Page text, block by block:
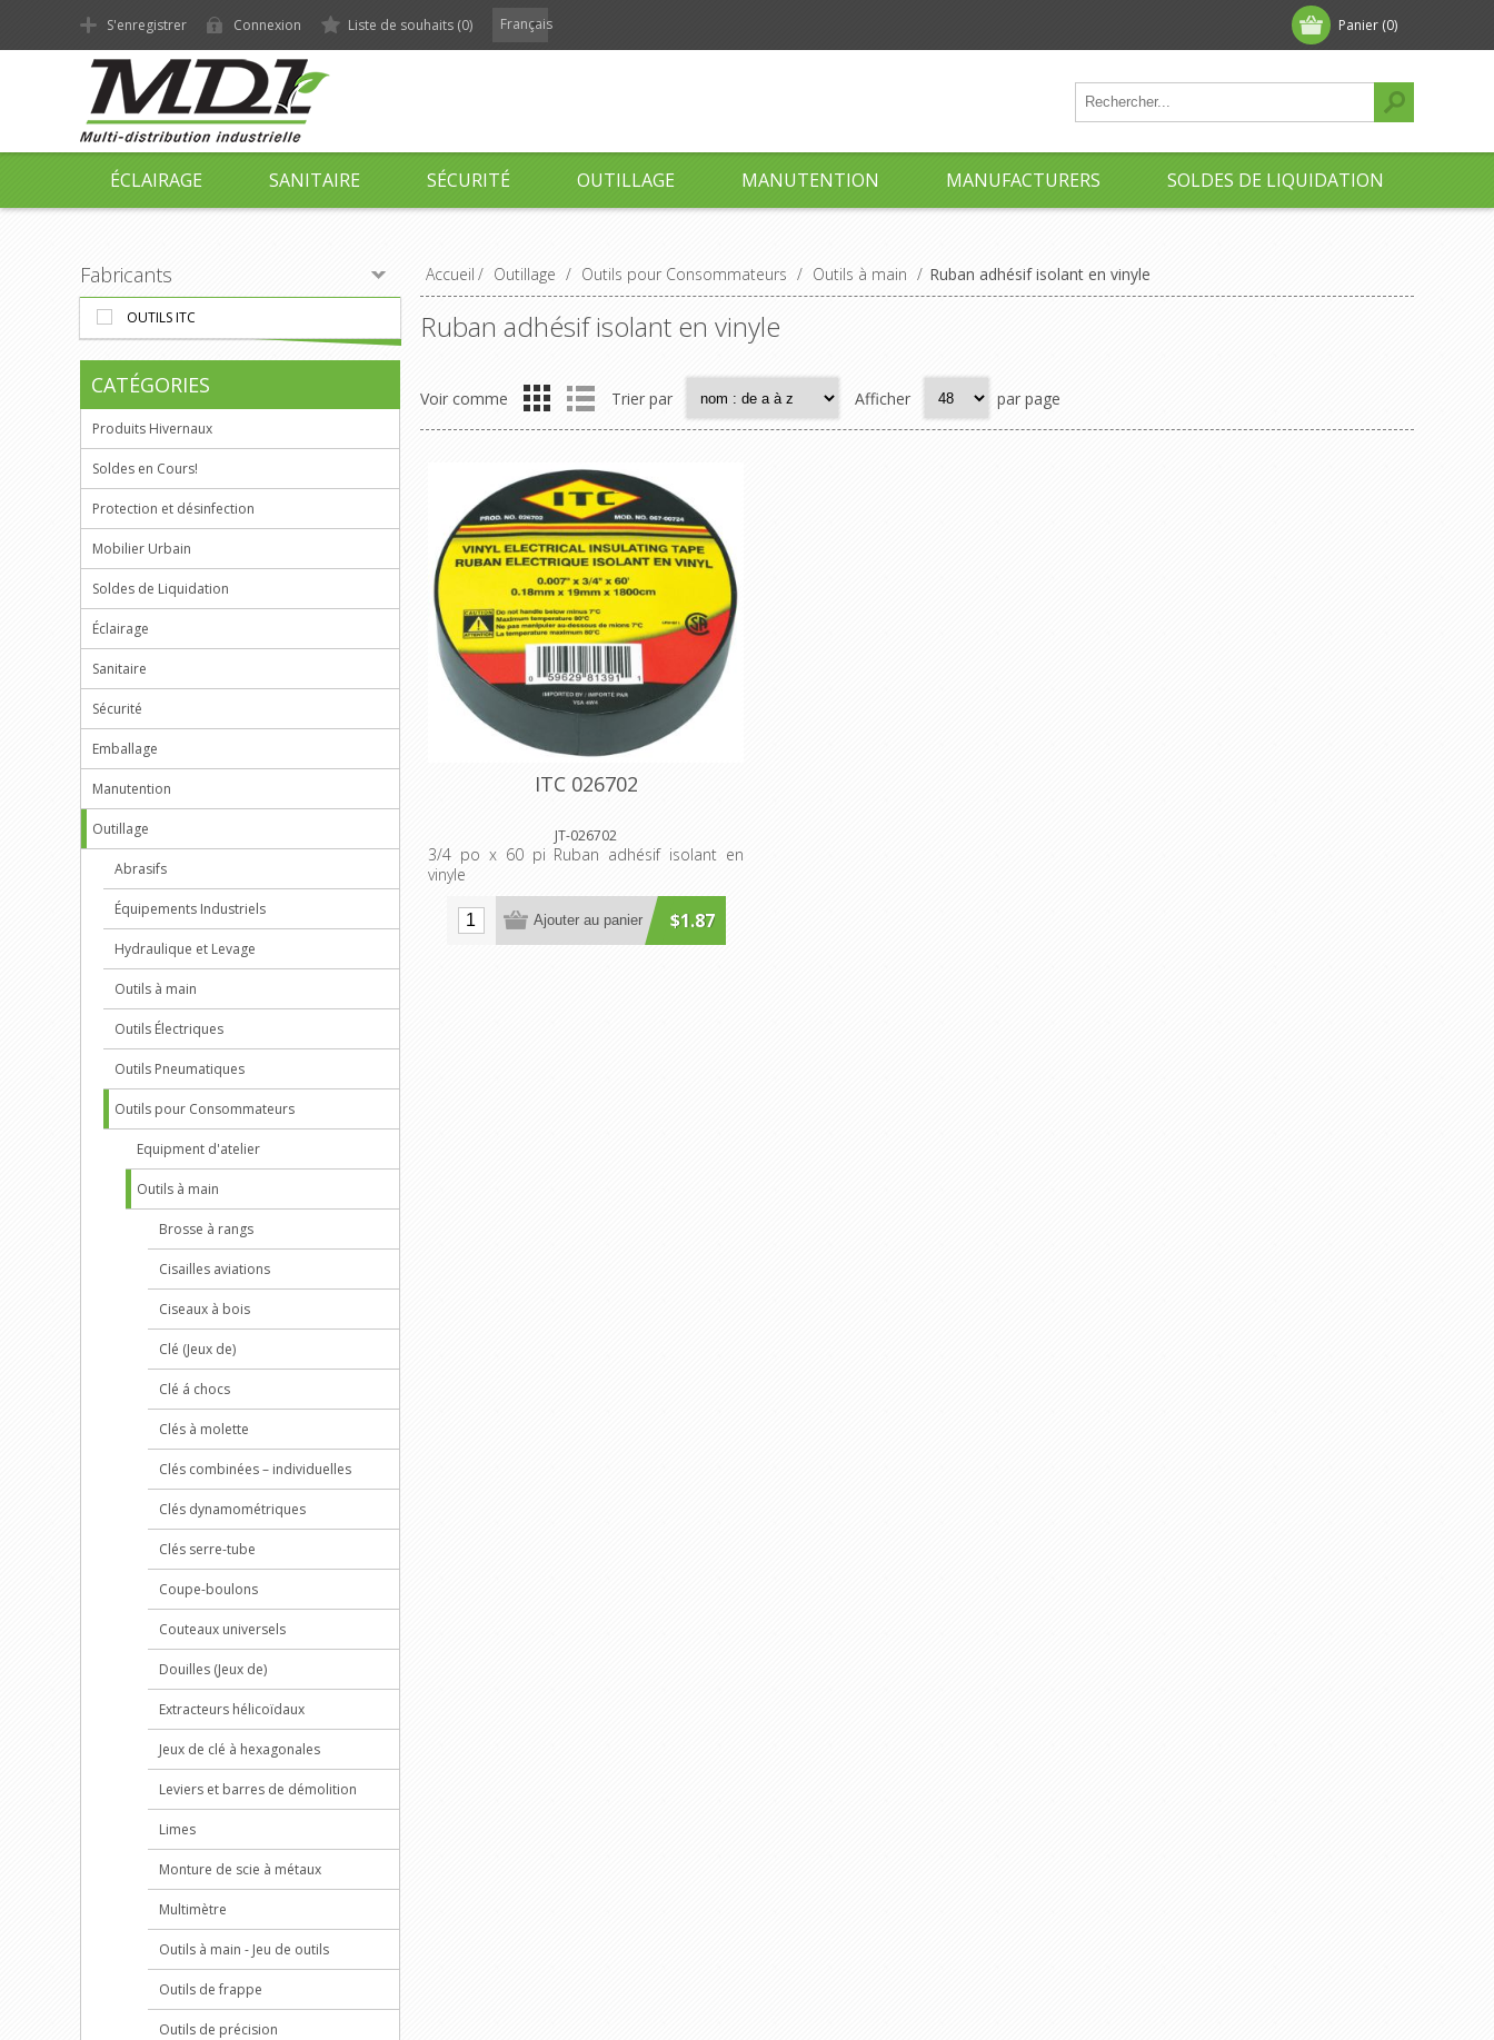
Panier (0)
S'enregistrer Connexion Liste de souhaits (0) Français
ÉCLAIRAGE SANITAIRE SÉCURITÉ OUTILLAGE MANUTENTION MANUFACTURERS SOLDES DE LIQUIDATION
Accueil / Outillage / Outils pour Consommateurs / Outils à main / Ruban adhésif isolant en vinyle
Ruban adhésif isolant en vinyle
Voir comme Trier par Afficher par page
ITC 026702
JT-026702
3/4 po x 60 pi Ruban adhésif isolant en
vinyle
$1.87
Ajouter au panier
Fabricants
OUTILS ITC
CATÉGORIES
Produits Hivernaux
Soldes en Cours!
Protection et désinfection
Mobilier Urbain
Soldes de Liquidation
Éclairage
Sanitaire
Sécurité
Emballage
Manutention
Outillage
Abrasifs
Équipements Industriels
Hydraulique et Levage
Outils à main
Outils Électriques
Outils Pneumatiques
Outils pour Consommateurs
Equipment d'atelier
Outils à main
Brosse à rangs
Cisailles aviations
Ciseaux à bois
Clé (Jeux de)
Clé á chocs
Clés à molette
Clés combinées – individuelles
Clés dynamométriques
Clés serre-tube
Coupe-boulons
Couteaux universels
Douilles (Jeux de)
Extracteurs hélicoïdaux
Jeux de clé à hexagonales
Leviers et barres de démolition
Limes
Monture de scie à métaux
Multimètre
Outils à main - Jeu de outils
Outils de frappe
Outils de précision